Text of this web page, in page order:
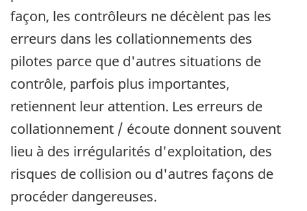
façon, les contrôleurs ne décèlent pas les
erreurs dans les collationnements des
pilotes parce que d'autres situations de
contrôle, parfois plus importantes,
retiennent leur attention. Les erreurs de
collationnement / écoute donnent souvent
lieu à des irrégularités d'exploitation, des
risques de collision ou d'autres façons de
procéder dangereuses.